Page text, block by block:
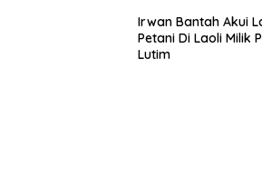
Irwan Bantah Akui
Petani Di Laoli Milik
Lutim